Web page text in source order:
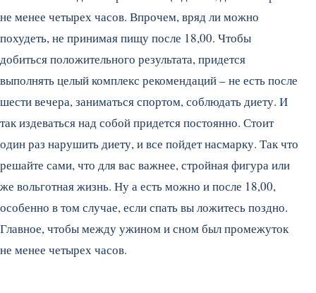
не менее четырех часов. Впрочем, вряд ли можно
похудеть, не принимая пищу после 18,00. Чтобы
добиться положительного результата, придется
выполнять целый комплекс рекомендаций – не есть после
шести вечера, заниматься спортом, соблюдать диету. И
так издеваться над собой придется постоянно. Стоит
один раз нарушить диету, и все пойдет насмарку. Так что
решайте сами, что для вас важнее, стройная фигура или
же вольготная жизнь. Ну а есть можно и после 18,00,
особенно в том случае, если спать вы ложитесь поздно.
Главное, чтобы между ужином и сном был промежуток
не менее четырех часов.